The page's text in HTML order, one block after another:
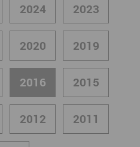
2024 2023
2020 2019
2016 2015
2012 2011